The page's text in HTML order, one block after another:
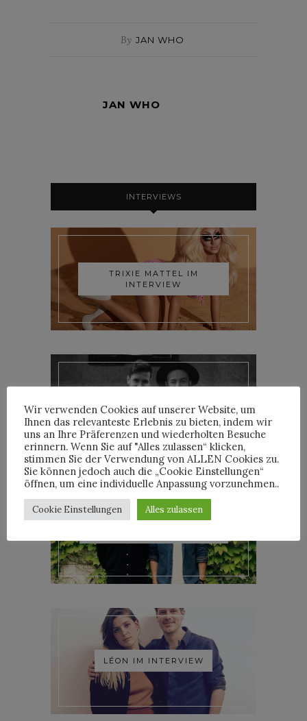
By JAN WHO
JAN WHO
INTERVIEWS
TRIXIE MATTEL IM
INTERVIEW
WOODKID IM INTERVIEW
LÉON IM INTERVIEW
Wir verwenden Cookies auf unserer Website, um
Ihnen das relevanteste Erlebnis zu bieten, indem wir
uns an Ihre Präferenzen und wiederholten Besuche
erinnern. Wenn Sie auf "Alles zulassen“ klicken,
stimmen Sie der Verwendung von ALLEN Cookies zu.
Sie können jedoch auch die „Cookie Einstellungen“
öffnen, um eine individuelle Anpassung vorzunehmen..
Cookie Einstellungen Alles zulassen